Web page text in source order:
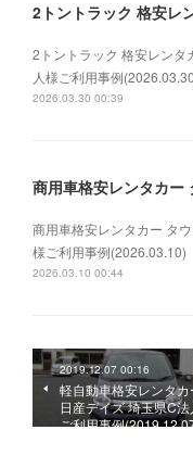
2トントラック 格安レンタ
人様ご利用事例
2026.03.30 00:39
商用車格安レンタカー タ
様ご利用事例(2026.03.10)
2026.03.10 00:44
2019.12.07 00:16
軽自動車格安レンタカ
日産デイズ 埼玉県C
ご利用事例